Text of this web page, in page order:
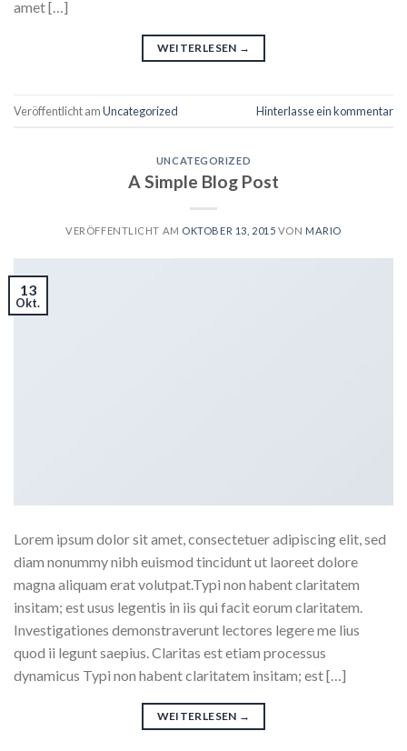
amet […]
WEITERLESEN →
Veröffentlicht amUncategorized Hinterlasse ein kommentar
UNCATEGORIZED
A Simple Blog Post
VERÖFFENTLICHT AM OKTOBER 13, 2015 VON MARIO
13
Okt.
Lorem ipsum dolor sit amet, consectetuer adipiscing elit, sed
diam nonummy nibh euismod tincidunt ut laoreet dolore
magna aliquam erat volutpat.Typi non habent claritatem
insitam; est usus legentis in iis qui facit eorum claritatem.
Investigationes demonstraverunt lectores legere me lius
quod ii legunt saepius. Claritas est etiam processus
dynamicus Typi non habent claritatem insitam; est […]
WEITERLESEN →